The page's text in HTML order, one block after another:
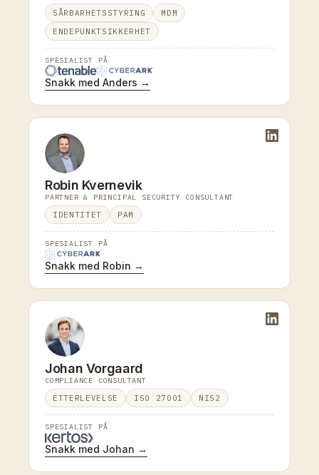
SÅRBARHETSSTYRING
MDM
ENDEPUNKTSIKKERHET
SPESIALIST PÅ
Snakk med Anders →
Robin Kvernevik
PARTNER & PRINCIPAL SECURITY CONSULTANT
IDENTITET PAM
SPESIALIST PÅ
Snakk med Robin →
Johan Vorgaard
COMPLIANCE CONSULTANT
ETTERLEVELSE ISO 27001 NIS2
SPESIALIST PÅ
Snakk med Johan →